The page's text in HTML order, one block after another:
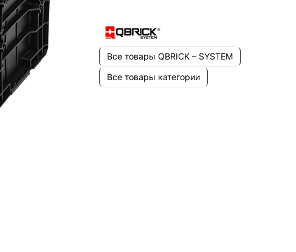
Все товары QBRICK – SYSTEM
Все товары категории